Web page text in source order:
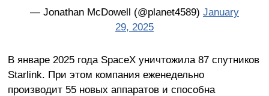
— Jonathan McDowell (@planet4589) January
29, 2025
В январе 2025 года SpaceX уничтожила 87 спутников
Starlink. При этом компания еженедельно
производит 55 новых аппаратов и способна